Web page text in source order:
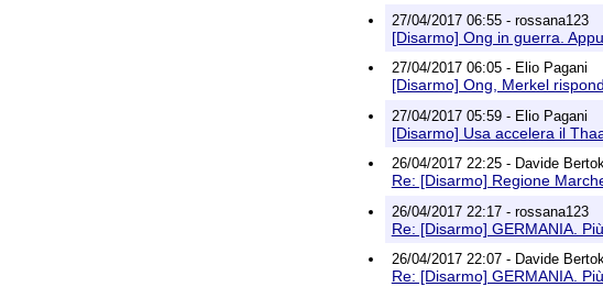
27/04/2017 06:55 - rossana123
[Disarmo] Ong in guerra.
27/04/2017 06:05 - Elio Pagani
[Disarmo] Ong, Merkel
27/04/2017 05:59 - Elio Pagani
[Disarmo] Usa accelera il
26/04/2017 22:25 - Davide
Re: [Disarmo] Regione
26/04/2017 22:17 - rossana123
Re: [Disarmo] GERMANIA.
26/04/2017 22:07 - Davide
Re: [Disarmo] GERMANIA.